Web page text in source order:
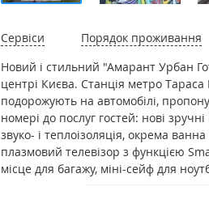
Сервіси Порядок проживання
Новий і стильний "Амарант Урбан
центрі Києва. Станція метро
подорожують на автомобілі,
номері до послуг гостей: нові
звуко- і теплоізоляція, окрема
плазмовий телевізор з функцією
місце для багажу, міні-сейф для
просторі 2-кімнатні апартаменти